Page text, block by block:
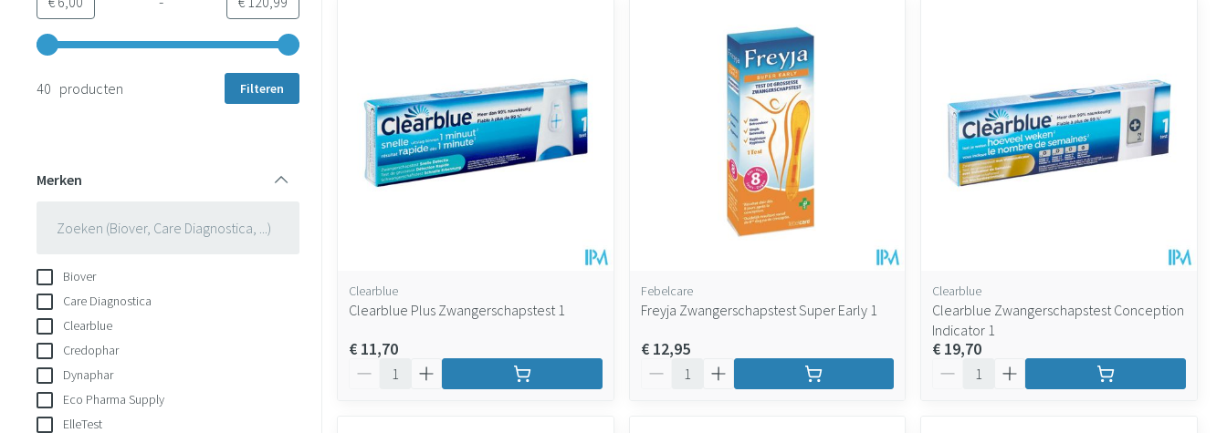
Gebruik de pijltjestoetsen links en rechts om de minimale en maximale prijswaarden aan te passen.
40 producten Filteren
Merken
Biover
Care Diagnostica
Clearblue
Credophar
Dynaphar
Eco Pharma Supply
ElleTest
Clearblue
Clearblue Plus Zwangerschapstest 1
€ 11,70
Febelcare
Freyja Zwangerschapstest Super Early 1
€ 12,95
Clearblue
Clearblue Zwangerschapstest Conception
Indicator 1
€ 19,70